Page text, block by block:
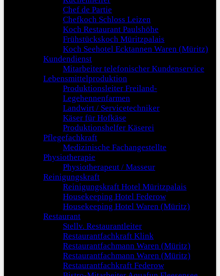
Chef de Partie
Chefkoch Schloss Leizen
Koch Restaurant Paulshöhe
Frühstückskoch Müritzpalais
Koch Seehotel Ecktannen Waren (Müritz)
Kundendienst
Mitarbeiter telefonischer Kundenservice
Lebensmittelproduktion
Produktionsleiter Freiland-
Legehennenfarmen
Landwirt / Servicetechniker
Käser für Hofkäse
Produktionshelfer Käserei
Pflegefachkraft
Medizinische Fachangestellte
Physiotherapie
Physiotherapeut / Masseur
Reinigungskraft
Reinigungskraft Hotel Müritzpalais
Housekeeping Hotel Federow
Housekeeping Hotel Waren (Müritz)
Restaurant
Stellv. Restaurantleiter
Restaurantfachkraft Klink
Restaurantfachmann Waren (Müritz)
Restaurantfachmann Waren (Müritz)
Restaurantfachkraft Federow